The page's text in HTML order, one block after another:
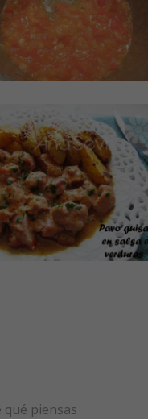
qué piensas